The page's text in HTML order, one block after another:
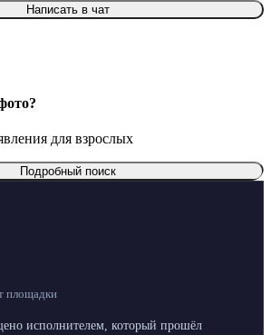
Написать в чат
для взрослых
Подробный поиск
площадки
исполнителем, который прошёл